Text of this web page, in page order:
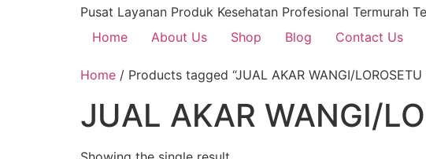
Pusat Layanan Produk Kesehatan Profesional Termurah
Home
About Us Shop Blog Contact Us
Home / Products tagged “JUAL AKAR WANGI/
JUAL AKAR WANGI/